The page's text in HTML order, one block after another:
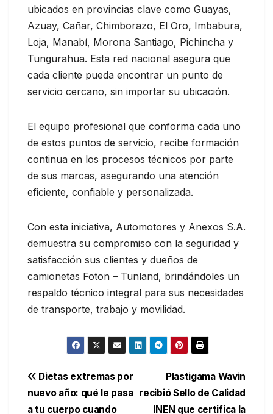
ubicados en provincias clave como Guayas,
Azuay, Cañar, Chimborazo, El Oro, Imbabura,
Loja, Manabí, Morona Santiago, Pichincha y
Tungurahua. Esta red nacional asegura que
cada cliente pueda encontrar un punto de
servicio cercano, sin importar su ubicación.
El equipo profesional que conforma cada uno
de estos puntos de servicio, recibe formación
continua en los procesos técnicos por parte
de sus marcas, asegurando una atención
eficiente, confiable y personalizada.
Con esta iniciativa, Automotores y Anexos S.A.
demuestra su compromiso con la seguridad y
satisfacción sus clientes y dueños de
camionetas Foton – Tunland, brindándoles un
respaldo técnico integral para sus necesidades
de transporte, trabajo y movilidad.
Navegación
de
Plastigama Wavin
recibió Sello de Calidad
INEN que certifica la
Dietas extremas por
nuevo año: qué le pasa
a tu cuerpo cuando